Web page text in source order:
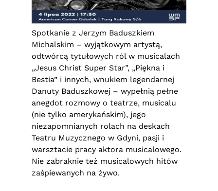
Spotkanie z Jerzym Baduszkiem
Michalskim – wyjątkowym artystą,
odtwórcą tytułowych ról w musicalach
„Jesus Christ Super Star”, „Piękna i
Bestia” i innych, wnukiem legendarnej
Danuty Baduszkowej – wypełnią pełne
anegdot rozmowy o teatrze, musicalu
(nie tylko amerykańskim), jego
niezapomnianych rolach na deskach
Teatru Muzycznego w Gdyni, pasji i
warsztacie pracy aktora musicalowego.
Nie zabraknie też musicalowych hitów
zaśpiewanych na żywo.